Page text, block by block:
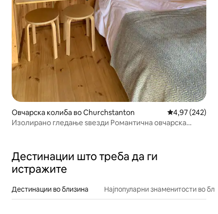
Овчарска колиба во Churchstanton Просечна
4,97 (242)
Изолирано гледање ѕвезди Романтична овчарска
Дестинации што треба да ги
истражите
Дестинации во близина Најпопуларни знаменитости во